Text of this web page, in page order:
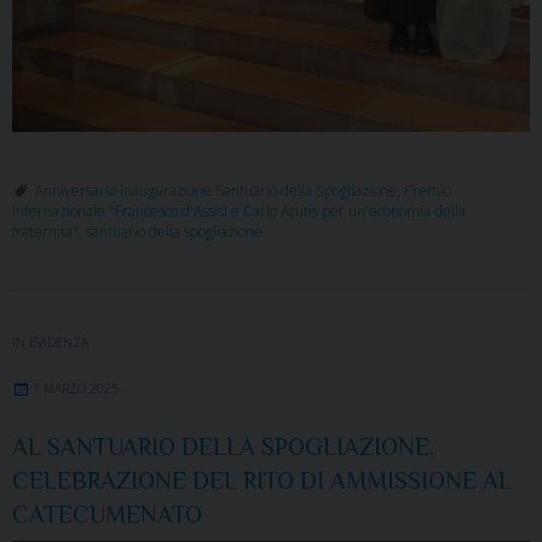
Anniversario inaugurazione Santuario della Spogliazione Premio
internazionale "Francesco d'Assisi e Carlo Acutis per un'economia della
fraternita"
santuario della spogliazione
IN EVIDENZA
7 MARZO 2025
AL SANTUARIO DELLA SPOGLIAZIONE,
CELEBRAZIONE DEL RITO DI AMMISSIONE AL
CATECUMENATO